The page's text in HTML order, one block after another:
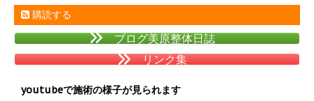
購読する
ブログ美原整体日誌
リンク集
youtubeで施術の様子が見られます